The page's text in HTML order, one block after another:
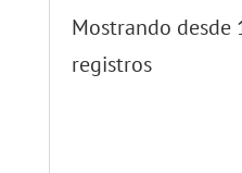
Mostrando desde
registros